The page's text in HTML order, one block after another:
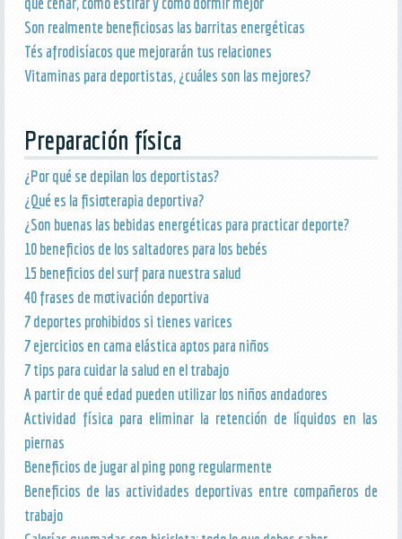
Son realmente beneficiosas las barritas energéticas
Tés afrodisíacos que mejorarán tus relaciones
Vitaminas para deportistas, ¿cuáles son las mejores?
Preparación física
¿Por qué se depilan los deportistas?
¿Qué es la fisioterapia deportiva?
¿Son buenas las bebidas energéticas para practicar deporte?
10 beneficios de los saltadores para los bebés
15 beneficios del surf para nuestra salud
40 frases de motivación deportiva
7 deportes prohibidos si tienes varices
7 ejercicios en cama elástica aptos para niños
7 tips para cuidar la salud en el trabajo
A partir de qué edad pueden utilizar los niños andadores
Actividad física para eliminar la retención de líquidos en las
piernas
Beneficios de jugar al ping pong regularmente
Beneficios de las actividades deportivas entre compañeros de
trabajo